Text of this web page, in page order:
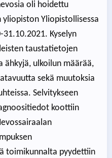
oli hoidettu
Yliopistollisessa
31.10.2021. Kyselyn
taustatietojen
ähkyjä, ulkoilun määrää,
sekä muutoksia
Selvitykseen
koottiin
toimikunnalta pyydettiin